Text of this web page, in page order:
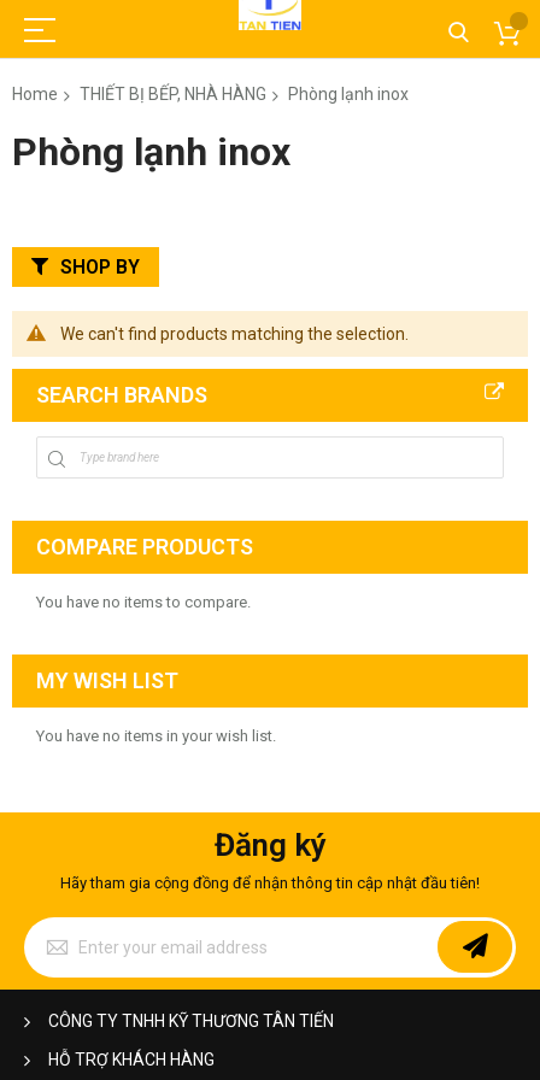
Home THIẾT BỊ BẾP, NHÀ HÀNG Phòng lạnh inox
Phòng lạnh inox
We can't find products matching the selection.
SHOP BY
SEARCH BRANDS
COMPARE PRODUCTS
You have no items to compare.
MY WISH LIST
You have no items in your wish list.
Đăng ký
Hãy tham gia cộng đồng để nhận thông tin cập nhật đầu tiên!
Sign
Up
for
Our
Newsletter:
CÔNG TY TNHH KỸ THƯƠNG TÂN TIẾN
HỖ TRỢ KHÁCH HÀNG